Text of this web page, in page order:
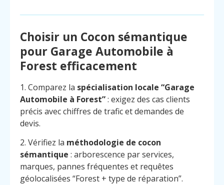
Choisir un Cocon sémantique
pour Garage Automobile à
Forest efficacement
1. Comparez la spécialisation locale “Garage
Automobile à Forest”: exigez des cas clients
précis avec chiffres de trafic et demandes de
devis.
2. Vérifiez la méthodologie de cocon
sémantique : arborescence par services,
marques, pannes fréquentes et requêtes
géolocalisées “Forest + type de réparation”.